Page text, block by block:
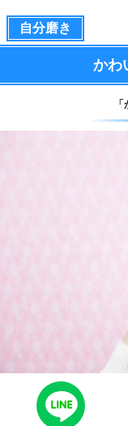
自分磨き
かわ